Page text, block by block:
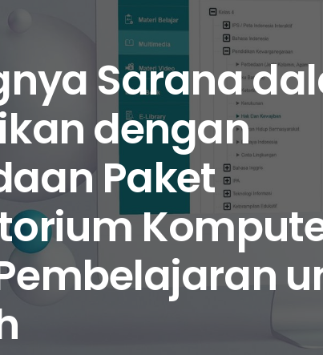
Sarana
dengan
Paket